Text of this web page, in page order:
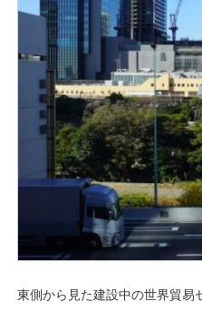
東側から見た建設中の世界貿易